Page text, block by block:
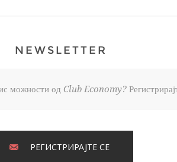
NEWSLETTER
можности од Club Economy?
РЕГИСТРИРАЈТЕ СЕ